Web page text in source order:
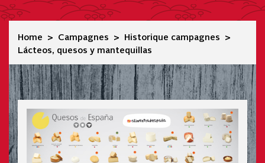
Home Campagnes
Historique campagnes
Lácteos, quesos y mantequillas